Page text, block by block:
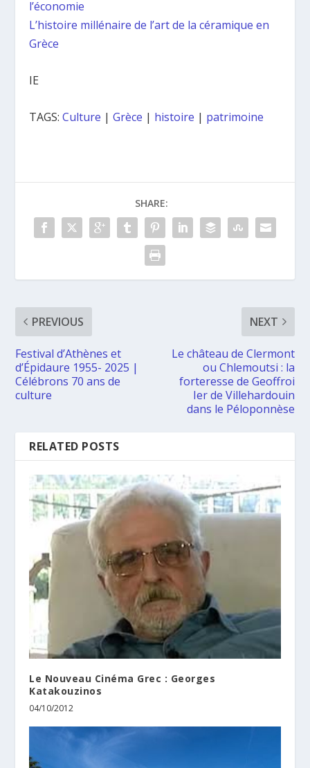
l’économie
L’histoire millénaire de l’art de la céramique en
Grèce
IE
TAGS:Culture |Grèce | histoire | patrimoine
SHARE:
PREVIOUS
Festival d’Athènes et
d’Épidaure 1955- 2025 |
Célébrons 70 ans de
culture
NEXT
Le château de Clermont
ou Chlemoutsi : la
forteresse de Geoffroi
Ier de Villehardouin
dans le Péloponnèse
RELATED POSTS
Le Nouveau Cinéma Grec : Georges
Katakouzinos
04/10/2012